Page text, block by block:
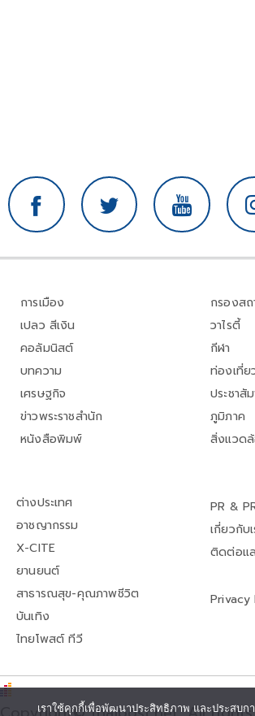
การเมือง
เปลว สีเงิน
คอลัมนิสต์
บทความ
เศรษฐกิจ
ข่าวพระราชสำนัก
หนังสือพิมพ์
กรองส
วาไรตี้
กีฬา
ท่องเที่
ประชาสั
ภูมิภาค
สิ่งแวด
ต่างประเทศ
อาชญากรรม
X-CITE
ยานยนต์
สาธารณสุข-คุณภาพชีวิต
บันเทิง
ไทยโพสต์ ทีวี
PR &
เกี่ยวกับเ
ติดต่อแ
Privacy
เราใช้คุกกี้เพื่อพัฒนาประสิทธิภาพ และประสบก